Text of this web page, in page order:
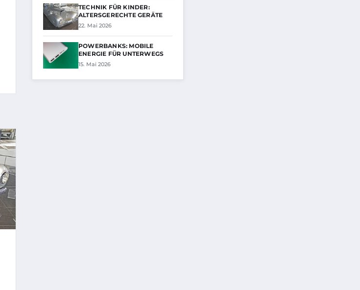
TECHNIK FÜR KINDER:
ALTERSGERECHTE GERÄTE
22. Mai 2026
POWERBANKS: MOBILE
ENERGIE FÜR UNTERWEGS
15. Mai 2026